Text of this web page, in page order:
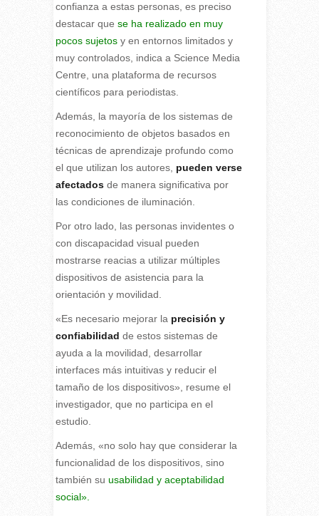
confianza a estas personas, es preciso
destacar que se ha realizado en muy
pocos sujetosy en entornos limitados y
muy controlados, indica a Science Media
Centre, una plataforma de recursos
científicos para periodistas.
Además, la mayoría de los sistemas de
reconocimiento de objetos basados en
técnicas de aprendizaje profundo como
el que utilizan los autores, pueden verse
afectadosde manera significativa por
las condiciones de iluminación.
Por otro lado, las personas invidentes o
con discapacidad visual pueden
mostrarse reacias a utilizar múltiples
dispositivos de asistencia para la
orientación y movilidad.
«Es necesario mejorar la precisión y
confiabilidad de estos sistemas de
ayuda a la movilidad, desarrollar
interfaces más intuitivas y reducir el
tamaño de los dispositivos», resume el
investigador, que no participa en el
estudio.
Además, «no solo hay que considerar la
funcionalidad de los dispositivos, sino
también su usabilidad y aceptabilidad
social».